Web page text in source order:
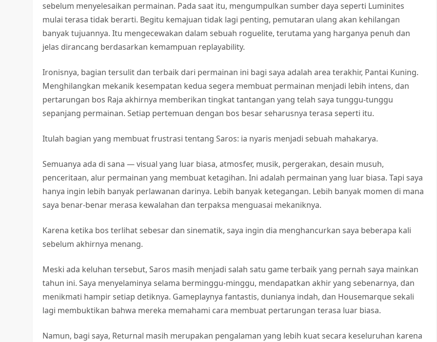
sebelum menyelesaikan permainan. Pada saat itu, mengumpulkan sumber daya seperti Luminites
mulai terasa tidak berarti. Begitu kemajuan tidak lagi penting, pemutaran ulang akan kehilangan
banyak tujuannya. Itu mengecewakan dalam sebuah roguelite, terutama yang harganya penuh dan
jelas dirancang berdasarkan kemampuan replayability.
Ironisnya, bagian tersulit dan terbaik dari permainan ini bagi saya adalah area terakhir, Pantai Kuning.
Menghilangkan mekanik kesempatan kedua segera membuat permainan menjadi lebih intens, dan
pertarungan bos Raja akhirnya memberikan tingkat tantangan yang telah saya tunggu-tunggu
sepanjang permainan. Setiap pertemuan dengan bos besar seharusnya terasa seperti itu.
Itulah bagian yang membuat frustrasi tentang Saros: ia nyaris menjadi sebuah mahakarya.
Semuanya ada di sana — visual yang luar biasa, atmosfer, musik, pergerakan, desain musuh,
penceritaan, alur permainan yang membuat ketagihan. Ini adalah permainan yang luar biasa. Tapi saya
hanya ingin lebih banyak perlawanan darinya. Lebih banyak ketegangan. Lebih banyak momen di mana
saya benar-benar merasa kewalahan dan terpaksa menguasai mekaniknya.
Karena ketika bos terlihat sebesar dan sinematik, saya ingin dia menghancurkan saya beberapa kali
sebelum akhirnya menang.
Meski ada keluhan tersebut, Saros masih menjadi salah satu game terbaik yang pernah saya mainkan
tahun ini. Saya menyelaminya selama berminggu-minggu, mendapatkan akhir yang sebenarnya, dan
menikmati hampir setiap detiknya. Gameplaynya fantastis, dunianya indah, dan Housemarque sekali
lagi membuktikan bahwa mereka memahami cara membuat pertarungan terasa luar biasa.
Namun, bagi saya, Returnal masih merupakan pengalaman yang lebih kuat secara keseluruhan karena